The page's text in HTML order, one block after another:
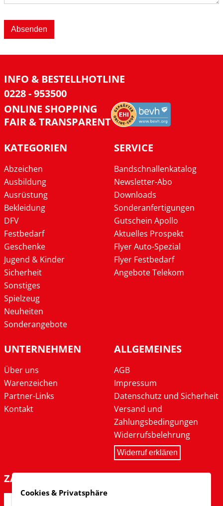
Absenden
INFO & BESTELLHOTLINE
0228 - 953500
ONLINE SHOPPING
FAIR & TRANSPARENT
KATEGORIEN
Abzeichen
Ausbildung
Ausrüstung
Bekleidung
DFV
Festbedarf
Geschenke
Jugend & Kinder
Sicherheit
Sonstiges
Spielzeug
Neuheiten
Sonderangebote
SERVICE
Bandschnallenkatalog
Newsletter-Abo
Downloads
Sonderanfertigungen
Gutschein Apollo
Aktuelles Prospekt
Flyer Auto-Spezial
Flyer Festbedarf
Angebote Telekom
UNTERNEHMEN
Über uns
Warenzeichen
Partner-Links
Kontakt
ALLGEMEINES
AGB
Impressum
Datenschutz und Sicherheit
Versand und
Zahlungsbedingungen
Widerrufsbelehrung
Widerruf erklären
ZAHLARTEN
Cookies & Privatsphäre